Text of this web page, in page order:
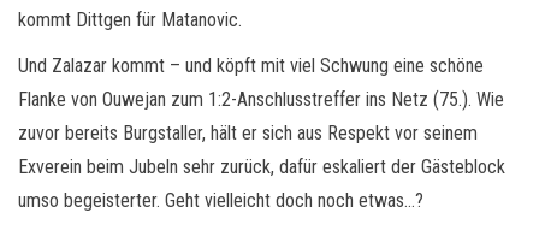
kommt Dittgen für Matanovic.
Und Zalazar kommt – und köpft mit viel Schwung eine schöne
Flanke von Ouwejan zum 1:2-Anschlusstreffer ins Netz (75.). Wie
zuvor bereits Burgstaller, hält er sich aus Respekt vor seinem
Exverein beim Jubeln sehr zurück, dafür eskaliert der Gästeblock
umso begeisterter. Geht vielleicht doch noch etwas…?